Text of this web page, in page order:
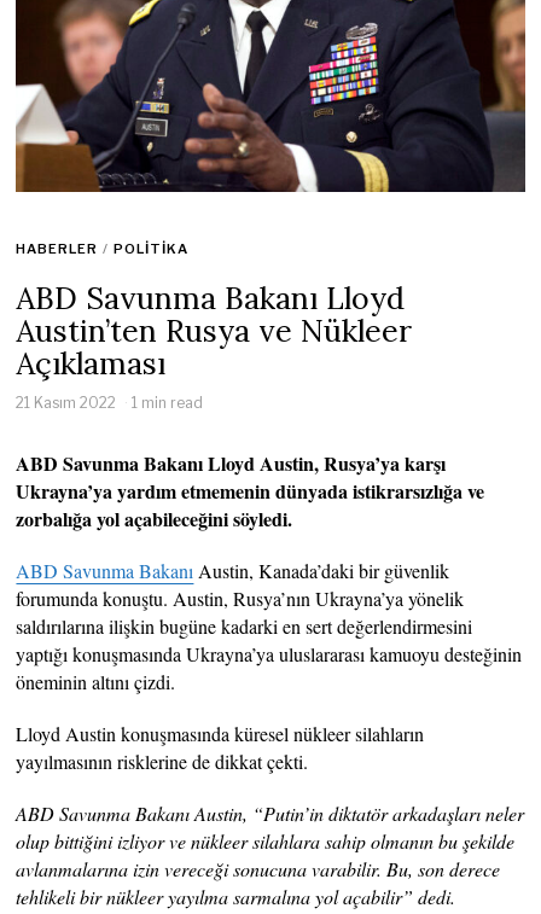
HABERLER / POLITIKA
ABD Savunma Bakanı Lloyd
Austin’ten Rusya ve Nükleer
Açıklaması
21 Kasım 2022 1 min read
ABD Savunma Bakanı Lloyd Austin, Rusya’ya karşı
Ukrayna’ya yardım etmemenin dünyada istikrarsızlığa ve
zorbalığa yol açabileceğini söyledi.
ABD Savunma Bakanı Austin, Kanada’daki bir güvenlik
forumunda konuştu. Austin, Rusya’nın Ukrayna’ya yönelik
saldırılarına ilişkin bugüne kadarki en sert değerlendirmesini
yaptığı konuşmasında Ukrayna’ya uluslararası kamuoyu desteğinin
öneminin altını çizdi.
Lloyd Austin konuşmasında küresel nükleer silahların
yayılmasının risklerine de dikkat çekti.
ABD Savunma Bakanı Austin, “Putin’in diktatör arkadaşları neler
olup bittiğini izliyor ve nükleer silahlara sahip olmanın bu şekilde
avlanmalarına izin vereceği sonucuna varabilir. Bu, son derece
tehlikeli bir nükleer yayılma sarmalına yol açabilir” dedi.